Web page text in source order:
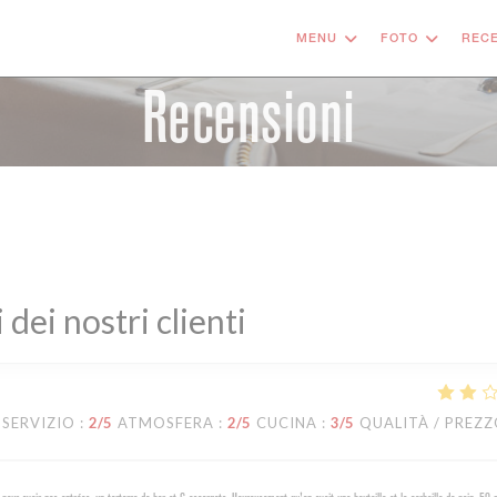
MENU FOTO
Recensioni
dei nostri clienti
SERVIZIO : 2/5 ATMOSFERA : 2/5 CUCINA : 3/5 QUALITÀ /